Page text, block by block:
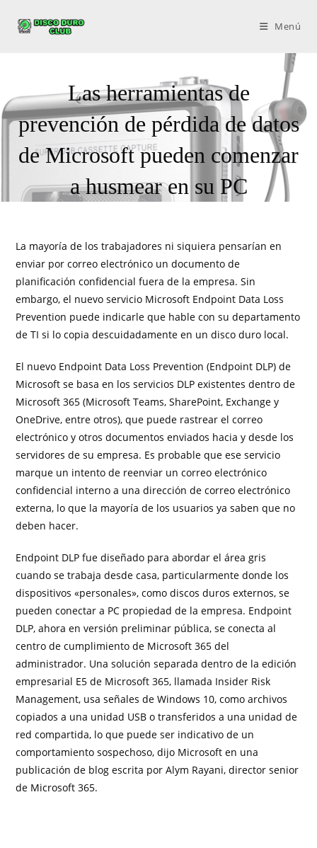
Menú
Las herramientas de
prevención de pérdida de datos
de Microsoft pueden comenzar
a husmear en su PC
La mayoría de los trabajadores ni siquiera pensarían en
enviar por correo electrónico un documento de
planificación confidencial fuera de la empresa. Sin
embargo, el nuevo servicio Microsoft Endpoint Data Loss
Prevention puede indicarle que hable con su departamento
de TI si lo copia descuidadamente en un disco duro local.
El nuevo Endpoint Data Loss Prevention (Endpoint DLP) de
Microsoft se basa en los servicios DLP existentes dentro de
Microsoft 365 (Microsoft Teams, SharePoint, Exchange y
OneDrive, entre otros), que puede rastrear el correo
electrónico y otros documentos enviados hacia y desde los
servidores de su empresa. Es probable que ese servicio
marque un intento de reenviar un correo electrónico
confidencial interno a una dirección de correo electrónico
externa, lo que la mayoría de los usuarios ya saben que no
deben hacer.
Endpoint DLP fue diseñado para abordar el área gris
cuando se trabaja desde casa, particularmente donde los
dispositivos «personales», como discos duros externos, se
pueden conectar a PC propiedad de la empresa. Endpoint
DLP, ahora en versión preliminar pública, se conecta al
centro de cumplimiento de Microsoft 365 del
administrador. Una solución separada dentro de la edición
empresarial E5 de Microsoft 365, llamada Insider Risk
Management, usa señales de Windows 10, como archivos
copiados a una unidad USB o transferidos a una unidad de
red compartida, lo que puede ser indicativo de un
comportamiento sospechoso, dijo Microsoft en una
publicación de blog escrita por Alym Rayani, director senior
de Microsoft 365.